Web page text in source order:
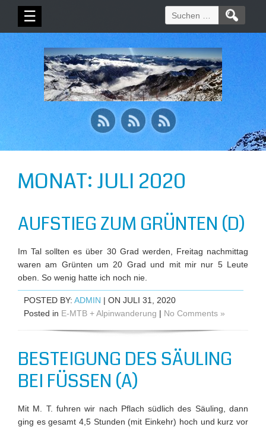
☰
Suchen
nach:
MONAT: JULI 2020
AUFSTIEG ZUM GRÜNTEN (D)
Im Tal sollten es über 30 Grad werden, Freitag nachmittag
waren am Grünten um 20 Grad und mit mir nur 5 Leute
oben. So wenig hatte ich noch nie.
POSTED BY: ADMIN | ON JULI 31, 2020
Posted in E-MTB + Alpinwanderung | No Comments »
BESTEIGUNG DES SÄULING
BEI FÜSSEN (A)
Mit M. T. fuhren wir nach Pflach südlich des Säuling, dann
ging es gesamt 4,5 Stunden (mit Einkehr) hoch und kurz vor